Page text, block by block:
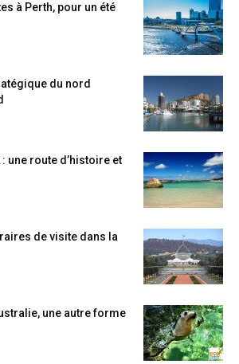
à Perth, pour un été
du nord
: une route d’histoire et
de visite dans la
une autre forme